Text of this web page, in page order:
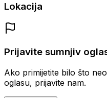
Lokacija
Prijavite sumnjiv
Ako primijetite bilo što
oglasu, prijavite nam.